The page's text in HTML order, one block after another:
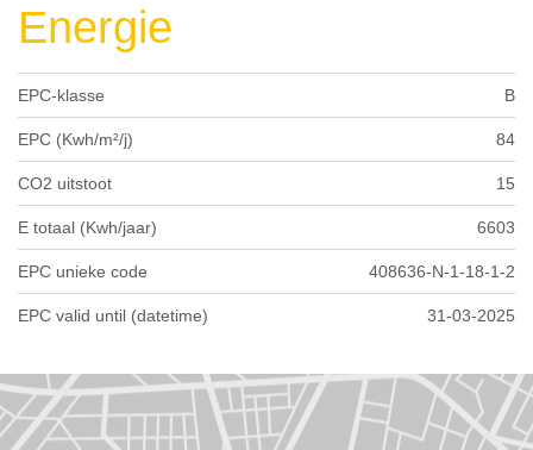
Energie
EPC-klasse B
EPC (Kwh/m²/j) 84
CO2 uitstoot 15
E totaal (Kwh/jaar) 6603
EPC unieke code 408636-N-1-18-1-2
EPC valid until (datetime) 31-03-2025